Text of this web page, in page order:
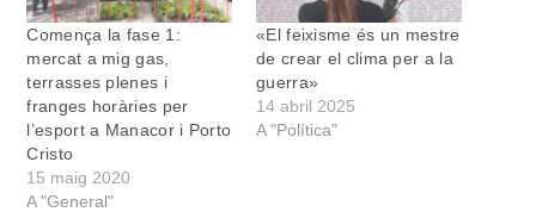
Comença la fase 1:
mercat a mig gas,
terrasses plenes i
franges horàries per
l’esport a Manacor i Porto
Cristo
15 maig 2020
A "General"
«El feixisme és un mestre
de crear el clima per a la
guerra»
14 abril 2025
A "Política"